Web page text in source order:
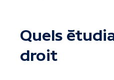
Quels
droit